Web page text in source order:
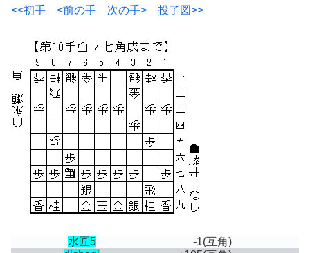
<<初手 <前の手 次の手> 投了図>>
水匠5 -1(互角)